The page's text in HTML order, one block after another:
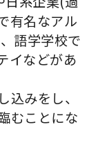
有名なアル
語学学校で
イなどがあ
みをし、
むことにな